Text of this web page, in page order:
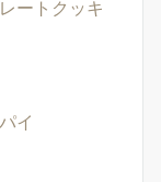
ートクッキ
イ